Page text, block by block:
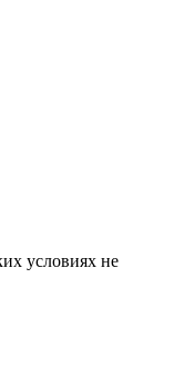
условиях не